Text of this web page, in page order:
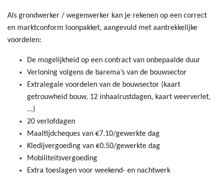
Als grondwerker / wegenwerker kan je rekenen op een correct
en marktconform loonpakket, aangevuld met aantrekkelijke
voordelen:
De mogelijkheid op een contract van onbepaalde duur
Verloning volgens de barema’s van de bouwsector
Extralegale voordelen van de bouwsector (kaart
getrouwheid bouw, 12 inhaalrustdagen, kaart weerverlet,
...)
20 verlofdagen
Maaltijdcheques van €7.10/gewerkte dag
Kledijvergoeding van €0.50/gewerkte dag
Mobiliteitsvergoeding
Extra toeslagen voor weekend- en nachtwerk